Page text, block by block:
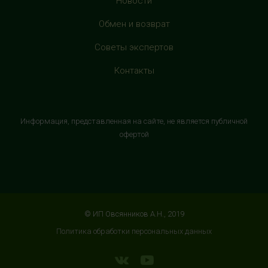
HealthStore в ТРЦ "Витте Молл"
магазином "М.Видео"
Домодедово
HealthStore в ТРЦ "АУРА"
г. Ярославль, ул. Победы, 41, цокольный этаж, напротив
Обмен и возврат
Советы экспертов
Контакты
Информация, представленная на сайте, не является публичной
офертой
© ИП Овсянников А.Н., 2019
Политика обработки персональных данных